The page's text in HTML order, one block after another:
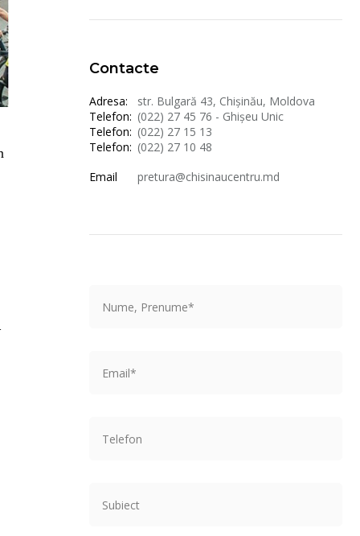
Contacte
Adresa:
str. Bulgară 43, Chișinău, Moldova
Telefon: (022) 27 45 76 - Ghișeu Unic
Telefon: (022) 27 15 13
Telefon: (022) 27 10 48
Email
pretura@chisinaucentru.md